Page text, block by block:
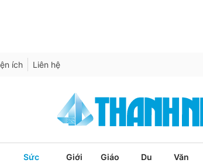
ích Liên hệ
Sức
Giới
Giáo
Du
Văn